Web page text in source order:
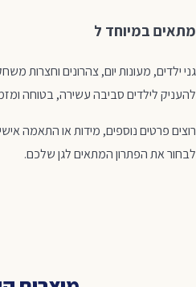
מתאים במיוחד ל
גני ילדים, מעונות יום, צהרונים וחצרות
להעניק לילדים סביבה עשירה, בטוחה
רוצים פרטים נוספים, מידות או התאמה
לבחור את הפתרון המתאים לגן שלכם.